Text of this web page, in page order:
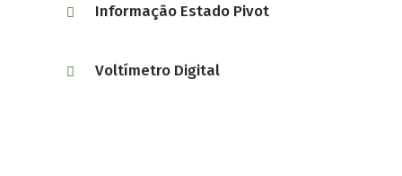
Informação Estado Pivot
Voltímetro Digital